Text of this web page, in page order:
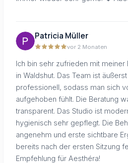
Patricia Müller
vor 2 Monaten
Ich bin sehr zufrieden mit meiner
in Waldshut. Das Team ist
professionell, sodass man sich
aufgehoben fühlt. Die Beratung
transparent. Das Studio ist
hygienisch sehr gepflegt. Die
angenehm und erste sichtbare
bereits nach der ersten Sitzung
Empfehlung für Aesthéra!